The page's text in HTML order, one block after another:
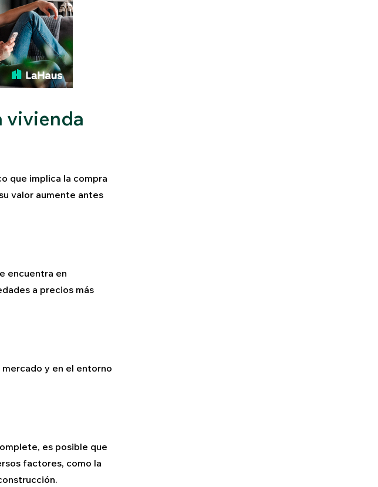
vivienda
que implica la compra
valor aumente antes
encuentra en
a precios más
y en el entorno
es posible que
factores, como la